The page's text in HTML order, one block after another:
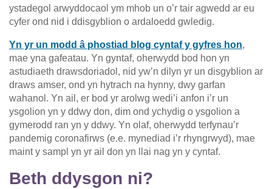
ystadegol arwyddocaol ym mhob un o’r tair agwedd ar eu
cyfer ond nid i ddisgyblion o ardaloedd gwledig.
Yn yr un modd â phostiad blog cyntaf y gyfres hon,
mae yna gafeatau. Yn gyntaf, oherwydd bod hon yn
astudiaeth drawsdoriadol, nid yw’n dilyn yr un disgyblion ar
draws amser, ond yn hytrach na hynny, dwy garfan
wahanol. Yn ail, er bod yr arolwg wedi’i anfon i’r un
ysgolion yn y ddwy don, dim ond ychydig o ysgolion a
gymerodd ran yn y ddwy. Yn olaf, oherwydd terfynau’r
pandemig coronafirws (e.e. mynediad i’r rhyngrwyd), mae
maint y sampl yn yr ail don yn llai nag yn y cyntaf.
Beth ddysgon ni?